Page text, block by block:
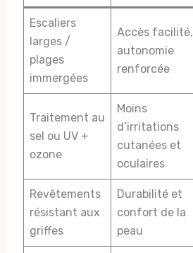
Escaliers
larges /
plages
immergées
Accès facilité,
autonomie
renforcée
Traitement au
sel ou UV +
ozone
Moins
d’irritations
cutanées et
oculaires
Revêtements
résistant aux
griffes
Durabilité et
confort de la
peau